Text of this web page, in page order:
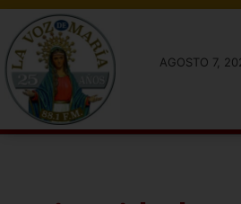
AGOSTO 7,